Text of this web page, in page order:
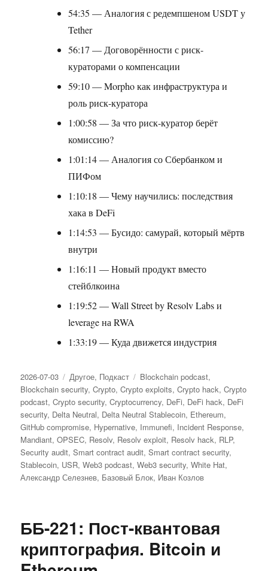
54:35 — Аналогия с редемпшеном USDT у
Tether
56:17 — Договорённости с риск-
кураторами о компенсации
59:10 — Morpho как инфраструктура и
роль риск-куратора
1:00:58 — За что риск-куратор берёт
комиссию?
1:01:14 — Аналогия со Сбербанком и
ПИФом
1:10:18 — Чему научились: последствия
хака в DeFi
1:14:53 — Бусидо: самурай, который мёртв
внутри
1:16:11 — Новый продукт вместо
стейблкоина
1:19:52 — Wall Street by Resolv Labs и
leverage на RWA
1:33:19 — Куда движется индустрия
Опубликовано
2026-07-03 Рубрики
Другое, Подкаст Метки
Blockchain podcast,
Blockchain security,Crypto,Crypto exploits,Crypto hack,Crypto
podcast,Crypto security,Cryptocurrency, DeFi, DeFi hack, DeFi
security, Delta Neutral, Delta Neutral Stablecoin, Ethereum,
GitHub compromise, Hypernative, Immunefi, Incident Response,
Mandiant,OPSEC, Resolv, Resolv exploit, Resolv hack, RLP,
Security audit,Smart contract audit,Smart contract security,
Stablecoin, USR,Web3 podcast,Web3 security,White Hat,
Александр Селезнев, Базовый Блок, Иван Козлов
ББ-221: Пост-квантовая
криптография. Bitcoin и